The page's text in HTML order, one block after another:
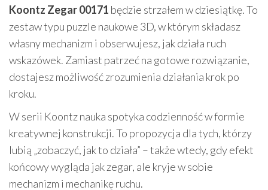
Koontz Zegar 00171 będzie strzałem w dziesiątkę. To
zestaw typu puzzle naukowe 3D, w którym składasz
własny mechanizm i obserwujesz, jak działa ruch
wskazówek. Zamiast patrzeć na gotowe rozwiązanie,
dostajesz możliwość zrozumienia działania krok po
kroku.
W serii Koontz nauka spotyka codzienność w formie
kreatywnej konstrukcji. To propozycja dla tych, którzy
lubią „zobaczyć, jak to działa” – także wtedy, gdy efekt
końcowy wygląda jak zegar, ale kryje w sobie
mechanizm i mechanikę ruchu.